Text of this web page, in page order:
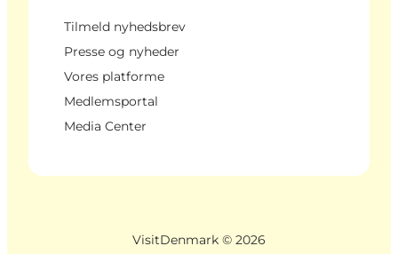
Tilmeld nyhedsbrev
Presse og nyheder
Vores platforme
Medlemsportal
Media Center
VisitDenmark © 2026